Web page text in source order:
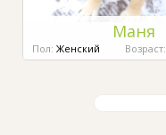
Маня
Пол: Женский Возраст: